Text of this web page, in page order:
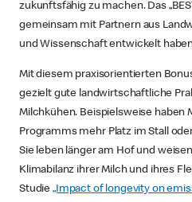
zukunftsfähig zu machen. Das
gemeinsam mit Partnern aus
und Wissenschaft entwickelt
Mit diesem praxisorientierten
gezielt gute landwirtschaftliche
Milchkühen. Beispielsweise haben
Programms mehr Platz im Stall
Sie leben länger am Hof und
Klimabilanz ihrer Milch und ihres
Studie „Impact of longevity on